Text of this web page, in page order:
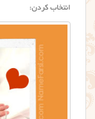
انتخاب کردن: